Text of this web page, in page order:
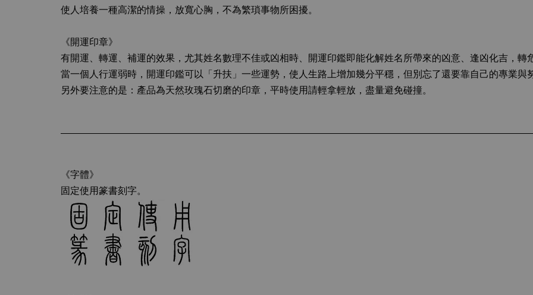
使人培養一種高潔的情操，放寬心胸，不為繁瑣事物所困擾。
《開運印章》
有開運、轉運、補運的效果，尤其姓名數理不佳或凶相時、開運印鑑即能化解姓名所帶來的凶意、逢凶化吉，轉
當一個人行運弱時，開運印鑑可以「升扶」一些運勢，使人生路上增加幾分平穩，但別忘了還要靠自己的專業與
另外要注意的是：產品為天然玫瑰石切磨的印章，平時使用請輕拿輕放，盡量避免碰撞。
《字體》
固定使用篆書刻字。